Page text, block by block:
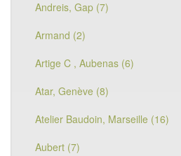
Andreis, Gap (7)
Armand (2)
Artige C , Aubenas (6)
Atar, Genève (8)
Atelier Baudoin, Marseille (16)
Aubert (7)